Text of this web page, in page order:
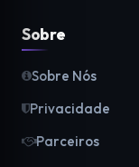
Sobre
Sobre Nós
Privacidade
Parceiros